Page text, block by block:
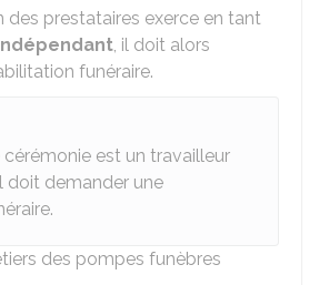
des prestataires exerce en tant
, il doit alors
funéraire.
est un travailleur
doit demander une
des pompes funèbres